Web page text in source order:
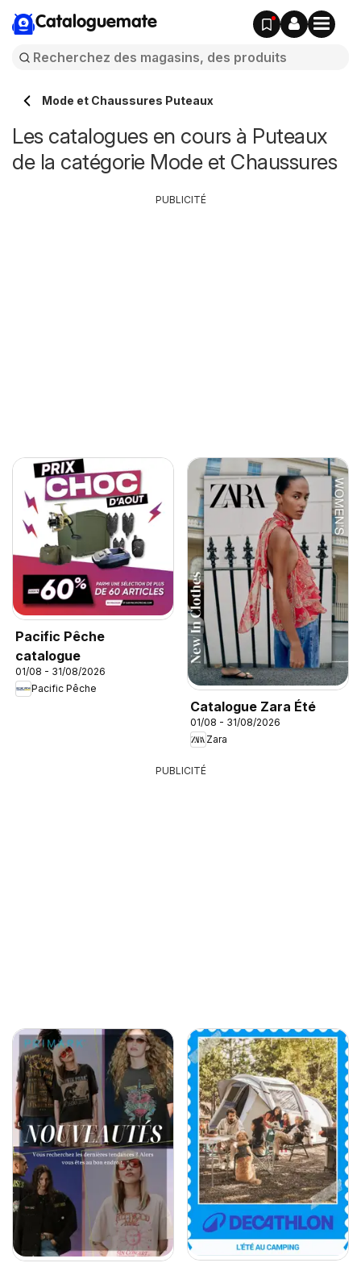
Cataloguemate
Mode et Chaussures Puteaux
Les catalogues en cours à Puteaux
de la catégorie Mode et Chaussures
Pacific Pêche
catalogue
01/08 - 31/08/2026
Pacific Pêche
Catalogue Zara Été
01/08 - 31/08/2026
Zara
PUBLICITÉ
PUBLICITÉ